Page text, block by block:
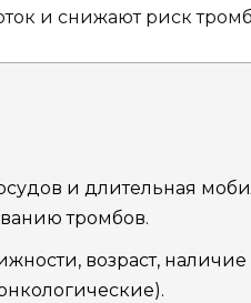
и снижают риск
и длительная
тромбов.
возраст, наличие